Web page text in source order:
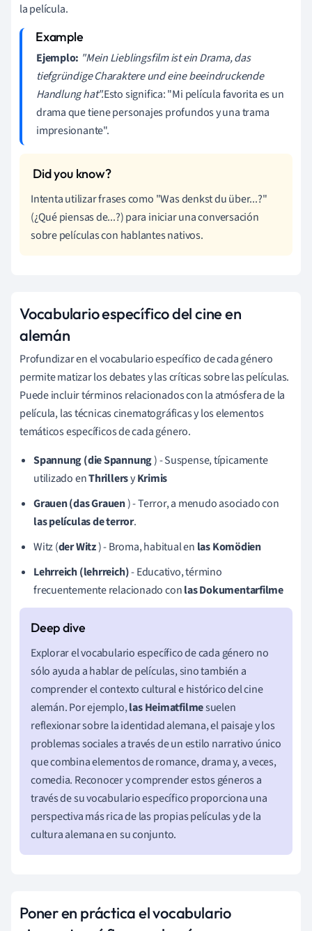
la película.
Ejemplo: "Mein Lieblingsfilm ist ein Drama, das
tiefgründige Charaktere und eine beeindruckende
Handlung hat".Esto significa: "Mi película favorita es un
drama que tiene personajes profundos y una trama
impresionante".
Intenta utilizar frases como "Was denkst du über...?"
(¿Qué piensas de...?) para iniciar una conversación
sobre películas con hablantes nativos.
Vocabulario específico del cine en
alemán
Profundizar en el vocabulario específico de cada género
permite matizar los debates y las críticas sobre las películas.
Puede incluir términos relacionados con la atmósfera de la
película, las técnicas cinematográficas y los elementos
temáticos específicos de cada género.
Spannung (die Spannung) - Suspense, típicamente
utilizado enThrillersyKrimis
Grauen (das Grauen) - Terror, a menudo asociado con
las películas de terror.
Witz (der Witz) - Broma, habitual en las Komödien
Lehrreich (lehrreich)- Educativo, término
frecuentemente relacionado conlas Dokumentarfilme
Explorar el vocabulario específico de cada género no
sólo ayuda a hablar de películas, sino también a
comprender el contexto cultural e histórico del cine
alemán. Por ejemplo,las Heimatfilmesuelen
reflexionar sobre la identidad alemana, el paisaje y los
problemas sociales a través de un estilo narrativo único
que combina elementos de romance, drama y, a veces,
comedia. Reconocer y comprender estos géneros a
través de su vocabulario específico proporciona una
perspectiva más rica de las propias películas y de la
cultura alemana en su conjunto.
Poner en práctica el vocabulario